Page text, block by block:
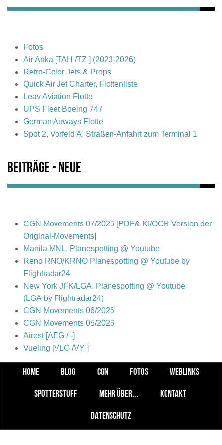
Fotos
Air Anka [TAH /TZ ] (2023-2026)
Retro-Color Jets & Props
Quick Air Jet Charter, Flottenliste
Leav Aviation Flotte
UPS Fleet Boeing 747
German Airways Flotte
Spot 2, Vorfeld A, Straßen-Anfahrt zum Terminal 1
Beiträge - Neue
CGN Movements 07/2026 [PDF& KI/OCR Version der
Original-Movements]
Manila MNL, Planespotting @ Youtube
Reno RNO/KRNO Planespotting @ Youtube by
Flightradar24
New York JFK/LGA, Planespotting @ Youtube
(LGA by Flightradar24)
CGN Movements 06/2026
CGN Movements 05/2026
Airest [AEG / -]
Vueling [VLG /VY ]
HOME BLOG CGN FOTOS WEBLINKS
SPOTTERSTUFF MEHR ÜBER... KONTAKT
DATENSCHUTZ